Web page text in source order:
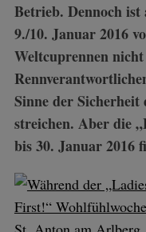
Betrieb. Dennoch
9./10. Januar 2016
Weltcuprennen
Sinne der
streichen. Aber die
bis 30. Januar 2016